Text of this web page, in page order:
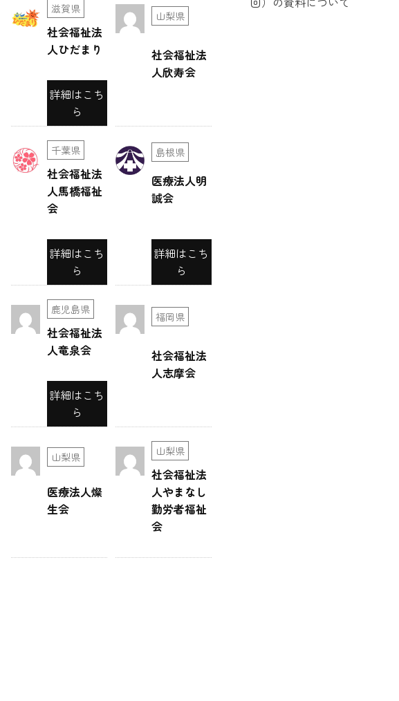
ナ
滋賀県
社会福祉法
人ひだまり
詳細はこち
ら
山梨県
社会福祉法
人欣寿会
千葉県
社会福祉法
人馬橋福祉
会
詳細はこち
ら
島根県
医療法人明
誠会
詳細はこち
ら
鹿児島県
社会福祉法
人竜泉会
詳細はこち
ら
福岡県
社会福祉法
人志摩会
山梨県
医療法人燦
生会
山梨県
社会福祉法
人やまなし
勤労者福祉
会